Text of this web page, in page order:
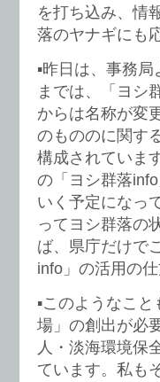
を打ち込み、情
落のヤナギにも
▪️昨日は、事務
までは、「ヨシ
からは名称が変
のもののに関す
構成されていま
の「ヨシ群落
いく予定になっ
ってヨシ群落の
ば、県庁だけで
info」の活用の
▪️このようなこ
場」の創出が必
人・淡海環境保
ています。私も